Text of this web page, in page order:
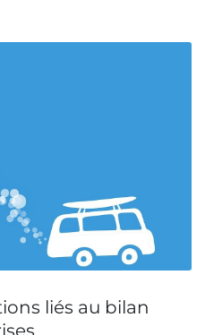
liés au bilan